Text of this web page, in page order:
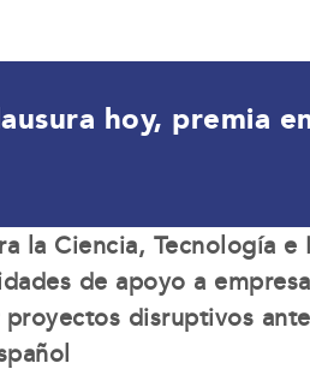
hoy, premia
la Ciencia, Tecnología
de apoyo a
disruptivos